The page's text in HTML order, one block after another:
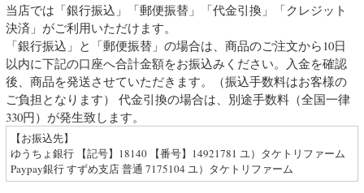
当店では「銀行振込」「郵便振替」「代金引換」「クレジット
決済」がご利用いただけます。
「銀行振込」と「郵便振替」の場合は、商品のご注文から10日
以内に下記の口座へ合計金額をお振込みください。入金を確認
後、商品を発送させていただきます。（振込手数料はお客様の
ご負担となります） 代金引換の場合は、別途手数料（全国一律
330円）が発生致します。
【お振込先】
ゆうちょ銀行 【記号】18140 【番号】14921781 ユ）タケトリファーム
Paypay銀行 すずめ支店 普通 7175104 ユ）タケトリファーム